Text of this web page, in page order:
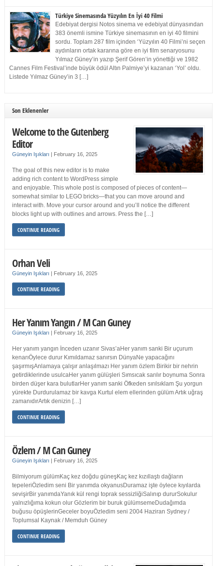
Türkiye Sinemasında Yüzyılın En İyi 40 Filmi
Edebiyat dergisi Notos sinema ve edebiyat dünyasından
383 önemli ismine Türkiye sinemasının en iyi 40 filmini
sordu. Toplam 287 film içinden ‘Yüzyılın 40 Filmi’ni seçen
aydınların ortak kararına göre en iyi film senaryosunu
Yılmaz Güney’in yazıp Şerif Gören’in yönettiği ve 1982
Cannes Film Festival’inde büyük ödül Altın Palmiye’yi kazanan ‘Yol’ oldu.
Listede Yılmaz Güney’in 3 […]
Son Eklenenler
Welcome to the Gutenberg
Editor
Güneyin Işıkları | February 16, 2025
The goal of this new editor is to make
adding rich content to WordPress simple
and enjoyable. This whole post is composed of pieces of content—
somewhat similar to LEGO bricks—that you can move around and
interact with. Move your cursor around and you’ll notice the different
blocks light up with outlines and arrows. Press the […]
CONTINUE READING
Orhan Veli
Güneyin Işıkları | February 16, 2025
CONTINUE READING
Her Yanım Yangın / M Can Guney
Güneyin Işıkları | February 16, 2025
Her yanım yangın İnceden uzanır Sivas’aHer yanım sanki Bir uçurum
kenarıÖylece durur Kımıldamaz sanırsın DünyaNe yapacağını
şaşırmışAnlamaya çalışır anlaşılmazı Her yanım özlem Birikir bir nehrin
getirdiklerinde usulcaHer yanım gülüşleri Sımsıcak sarılır boynuma Sonra
birden düşer kara bulutlarHer yanım sanki Öfkeden sırılsıklam Şu yorgun
yürekte Durdurulamaz bir kavga Kurtul elem ellerinden gülüm Artık uğraş
zamanıdırArtık denizin […]
CONTINUE READING
Özlem / M Can Guney
Güneyin Işıkları | February 16, 2025
Bilmiyorum gülümKaç kez doğdu güneşKaç kez kızıllaştı dağların
tepeleriÖzledim seni Bir yanımda okyanusDuramaz işte öylece kıyılarda
sevişirBir yanımdaYanık kül rengi toprak sessizliğiSalınıp dururSokulur
yalnızlığıma kokun olur Gözlerim bir buruk gülümsemeDudağımda
buğusu öpüşlerinGeceler boyuÖzledim seni 2004 Haziran Sydney /
Toplumsal Kaynak / Memduh Güney
CONTINUE READING